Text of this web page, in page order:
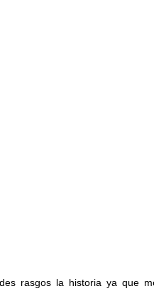
rasgos la historia ya que